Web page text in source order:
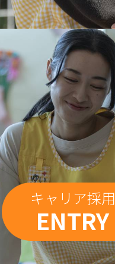
キャリア採用
ENTRY